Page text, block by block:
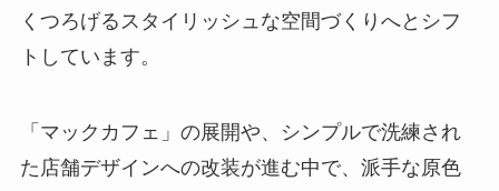
くつろげるスタイリッシュな空間づくりへとシフ
トしています。
「マックカフェ」の展開や、シンプルで洗練され
た店舗デザインへの改装が進む中で、派手な原色